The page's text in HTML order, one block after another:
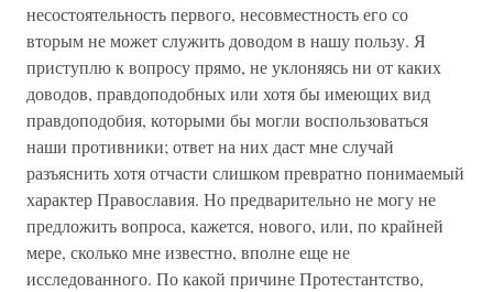
несостоятельность первого, несовместность его со
вторым не может служить доводом в нашу пользу. Я
приступлю к вопросу прямо, не уклоняясь ни от каких
доводов, правдоподобных или хотя бы имеющих вид
правдоподобия, которыми бы могли воспользоваться
наши противники; ответ на них даст мне случай
разъяснить хотя отчасти слишком превратно понимаемый
характер Православия. Но предварительно не могу не
предложить вопроса, кажется, нового, или, по крайней
мере, сколько мне известно, вполне еще не
исследованного. По какой причине Протестантство,